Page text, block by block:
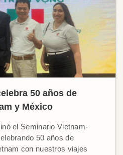
50 años de
y México
el Seminario Vietnam-
50 años de
con nuestros viajes